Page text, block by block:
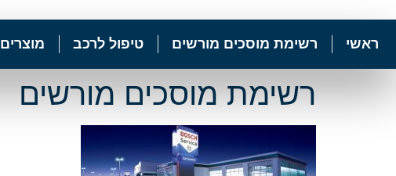
ראשי רשימת מוסכים מורשים טיפול לרכב מוצרים
רשימת מוסכים מורשים